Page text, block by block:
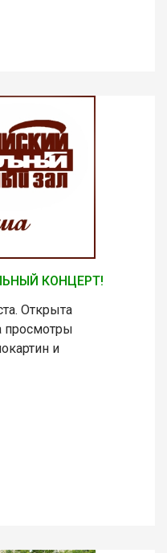
КОНЦЕРТ!
Открыта
просмотры
и